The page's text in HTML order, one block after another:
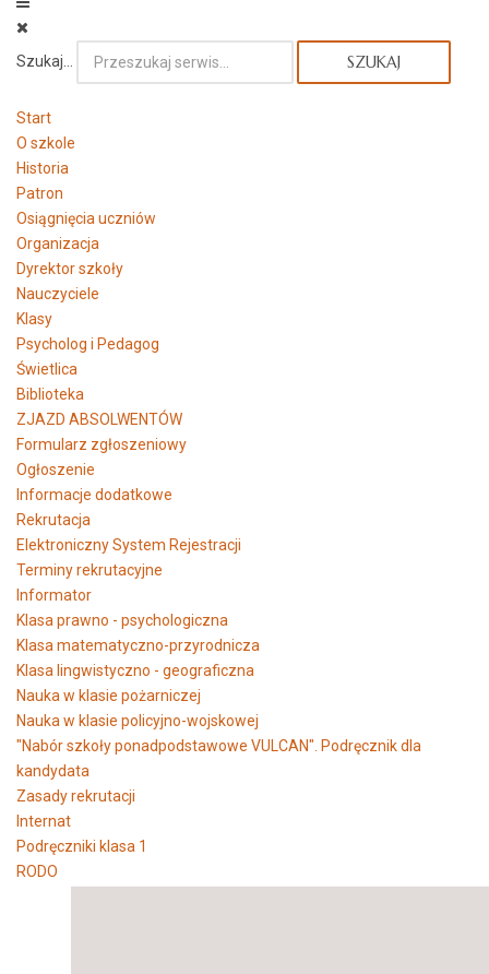
Szukaj... SZUKAJ
Start
O szkole
Historia
Patron
Osiągnięcia uczniów
Organizacja
Dyrektor szkoły
Nauczyciele
Klasy
Psycholog i Pedagog
Świetlica
Biblioteka
ZJAZD ABSOLWENTÓW
Formularz zgłoszeniowy
Ogłoszenie
Informacje dodatkowe
Rekrutacja
Elektroniczny System Rejestracji
Terminy rekrutacyjne
Informator
Klasa prawno - psychologiczna
Klasa matematyczno-przyrodnicza
Klasa lingwistyczno - geograficzna
Nauka w klasie pożarniczej
Nauka w klasie policyjno-wojskowej
"Nabór szkoły ponadpodstawowe VULCAN". Podręcznik dla
kandydata
Zasady rekrutacji
Internat
Podręczniki klasa 1
RODO